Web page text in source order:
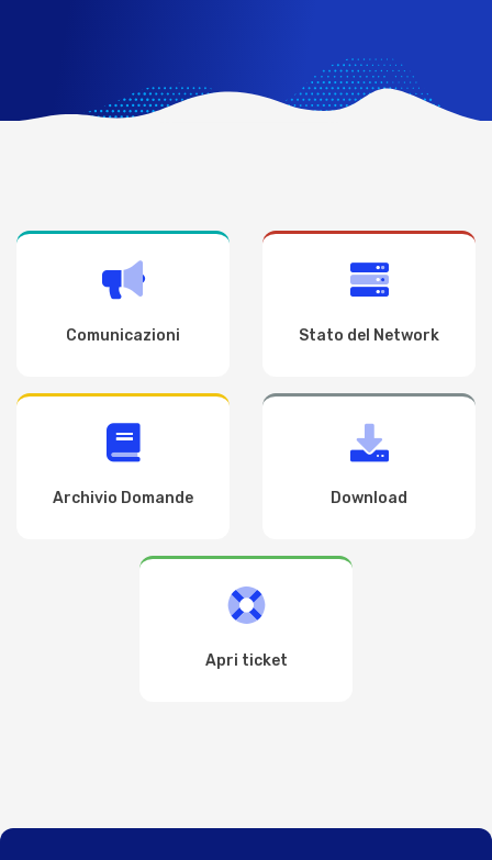
Comunicazioni Stato del Network
Archivio Domande Download
Apri ticket